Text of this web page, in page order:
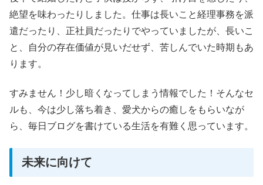
絶望を味わったりしました。仕事は長いこと経理事務を派
遣だったり、正社員だったりでやっていましたが、長いこ
と、自分の存在価値が見いだせず、苦しんでいた時期もあ
ります。
すみません！少し暗くなってしまう情報でした！そんなセ
ルも、今は少し落ち着き、愛犬からの癒しをもらいなが
ら、毎日ブログを書けている生活を有難く思っています。
未来に向けて